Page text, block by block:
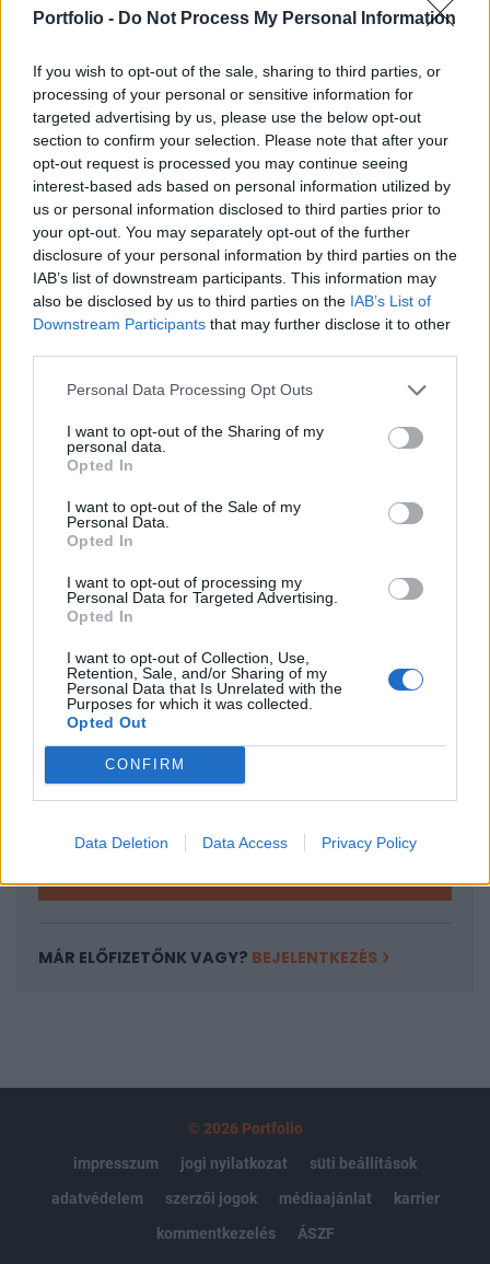
Portfolio - Do Not Process My Personal Information
If you wish to opt-out of the sale, sharing to third parties, or
processing of your personal or sensitive information for
targeted advertising by us, please use the below opt-out
section to confirm your selection. Please note that after your
opt-out request is processed you may continue seeing
interest-based ads based on personal information utilized by
us or personal information disclosed to third parties prior to
your opt-out. You may separately opt-out of the further
disclosure of your personal information by third parties on the
IAB’s list of downstream participants. This information may
also be disclosed by us to third parties on the IAB’s List of
Downstream Participants that may further disclose it to other
Personal Data Processing Opt Outs
I want to opt-out of the Sharing of my
personal data.
Opted In
I want to opt-out of the Sale of my
Personal Data.
Opted In
I want to opt-out of processing my
Personal Data for Targeted Advertising.
Opted In
I want to opt-out of Collection, Use,
Retention, Sale, and/or Sharing of my
Personal Data that Is Unrelated with the
Purposes for which it was collected.
Opted Out
CONFIRM
Data Deletion Data Access Privacy Policy
nemcsak lehetséges, de egyben kiemelten fontos
energiahatékonysági felújítását, beleértve a
lakosságot is. A Brüsszelből kapott válasz alapján
tehát továbbra is az látszik, amit a Portfolio is
megírt több cikkben: nincs olyan uniós jogszabály,
mely tiltaná a magyar otthonok rezsicsökkentő
felújításának vissza nem térítendő forrásokból
való támogatását. Ezzel ellentétben viszont két
hete a kormány felől olyan jelzés érkezett, hogy a
jogszabályi korlátok miatt nem lesz ilyen jellegű
támogatásokra pénz.
pályázatokról első kézből adnak tájékoztatást a
Miniszterelnökség és a Nemzetgazdasági Minisztérium
illetékesei a jövő keddi Vállalati Növekedés konferenciákon.
főigazgató a Magyar Energiahatékonysági Intézet (MEHI)
kérdésére írásban is egyértelművé...
KEDVES OLVASÓNK!
tartozik, melynek olvasása előfizetéses
regisztrációhoz kötött.
Az előfizetés a következőket tartalmazza:
Portfolio.hu teljes cikkarchívum
Kötéslisták: BÉT elmúlt 2 év napon belüli
MÁR ELŐFIZETŐNK VAGY? BEJELENTKEZÉS
© 2026 Portfolio
impresszum
jogi nyilatkozat
süti beállítások
adatvédelem
szerzői jogok médiaajánlat
karrier
kommentkezelés
ÁSZF